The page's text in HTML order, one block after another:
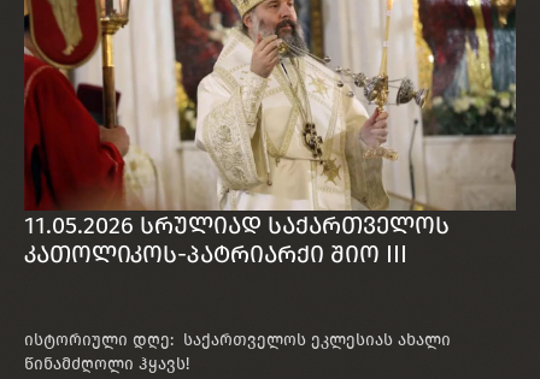
11.05.2026 სრულიად საქართველოს
კათოლიკოს-პატრიარქი შიო III
ისტორიული დღე: საქართველოს ეკლესიას ახალი
წინამძღოლი ჰყავს!